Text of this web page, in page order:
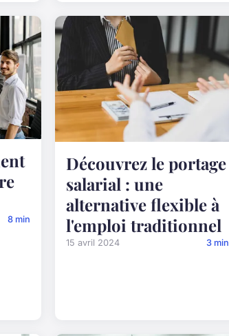
8 min
Découvrez le portage
salarial : une
alternative flexible à
l'emploi traditionnel
15 avril 2024 3 min